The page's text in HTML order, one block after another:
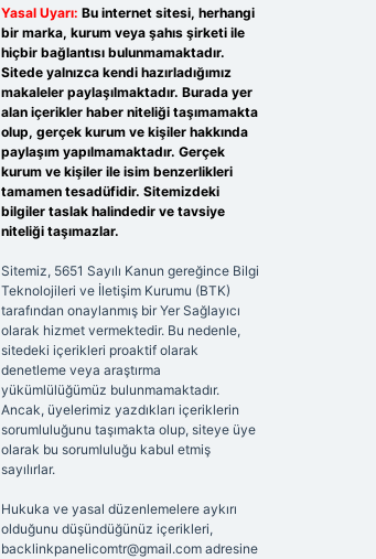
Yasal Uyarı: Bu internet sitesi, herhangi
bir marka, kurum veya şahıs şirketi ile
hiçbir bağlantısı bulunmamaktadır.
Sitede yalnızca kendi hazırladığımız
makaleler paylaşılmaktadır. Burada yer
alan içerikler haber niteliği taşımamakta
olup, gerçek kurum ve kişiler hakkında
paylaşım yapılmamaktadır. Gerçek
kurum ve kişiler ile isim benzerlikleri
tamamen tesadüfidir. Sitemizdeki
bilgiler taslak halindedir ve tavsiye
niteliği taşımazlar.
Sitemiz, 5651 Sayılı Kanun gereğince Bilgi
Teknolojileri ve İletişim Kurumu (BTK)
tarafından onaylanmış bir Yer Sağlayıcı
olarak hizmet vermektedir. Bu nedenle,
sitedeki içerikleri proaktif olarak
denetleme veya araştırma
yükümlülüğümüz bulunmamaktadır.
Ancak, üyelerimiz yazdıkları içeriklerin
sorumluluğunu taşımakta olup, siteye üye
olarak bu sorumluluğu kabul etmiş
sayılırlar.
Hukuka ve yasal düzenlemelere aykırı
olduğunu düşündüğünüz içerikleri,
backlinkpanelicomtr@gmail.comadresine